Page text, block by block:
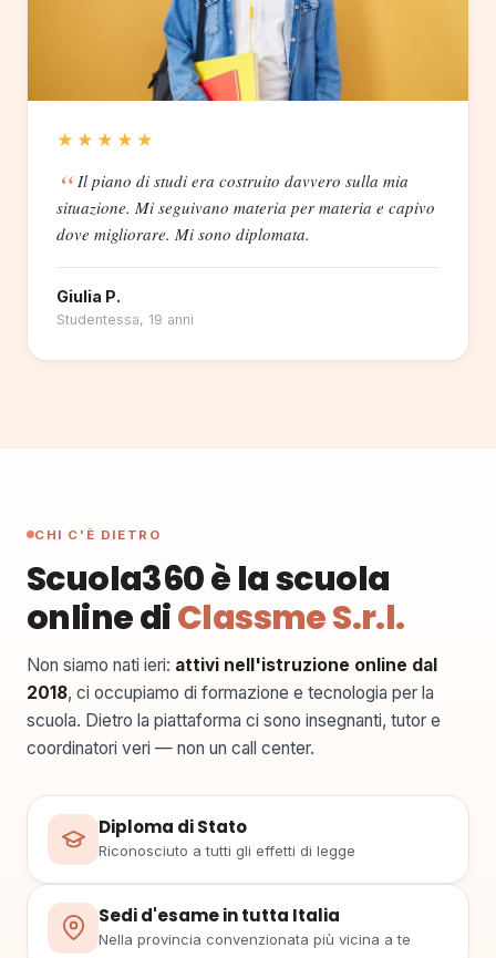
★★★★★
Il piano di studi era costruito davvero sulla mia
situazione. Mi seguivano materia per materia e capivo
dove migliorare. Mi sono diplomata.
Giulia P.
Studentessa, 19 anni
CHI C'È DIETRO
Scuola360è la scuola
online diClassme S.r.l.
Non siamo nati ieri: attivi nell'istruzione online dal
2018, ci occupiamo di formazione e tecnologia per la
scuola. Dietro la piattaforma ci sono insegnanti, tutor e
coordinatori veri — non un call center.
Diploma di Stato
Riconosciuto a tutti gli effetti di legge
Sedi d'esame in tutta Italia
Nella provincia convenzionata più vicina a te